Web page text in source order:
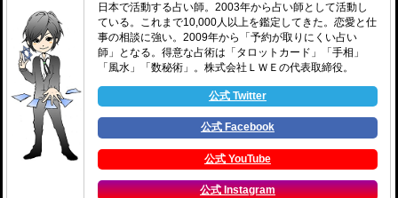
日本で活動する占い師。2003年から占い師として活動し
ている。これまで10,000人以上を鑑定してきた。恋愛と仕
事の相談に強い。2009年から「予約が取りにくい占い
師」となる。得意な占術は「タロットカード」「手相」
「風水」「数秘術」。株式会社ＬＷＥの代表取締役。
公式 Twitter
公式 Facebook
公式 YouTube
公式 Instagram